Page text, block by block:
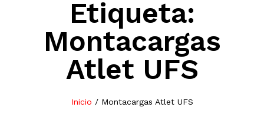
Etiqueta:
Montacargas
Atlet UFS
Inicio / Montacargas Atlet UFS